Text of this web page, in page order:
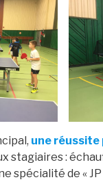
une réussite
stagiaires :
spécialité de «